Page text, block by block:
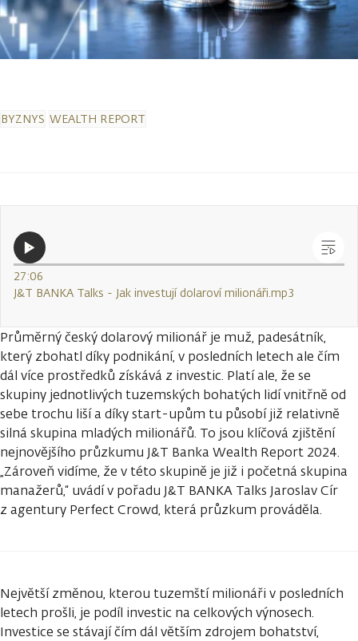
BYZNYS WEALTH REPORT
27:06
J&T BANKA Talks - Jak investují dolaroví milionáři.mp3
Průměrný český dolarový milionář je muž, padesátník,
který zbohatl díky podnikání, v posledních letech ale čím
dál více prostředků získává z investic. Platí ale, že se
skupiny jednotlivých tuzemských bohatých lidí vnitřně od
sebe trochu liší a díky start-upům tu působí již relativně
silná skupina mladých milionářů. To jsou klíčová zjištění
nejnovějšího průzkumu J&T Banka Wealth Report 2024.
„Zároveň vidíme, že v této skupině je již i početná skupina
manažerů,“ uvádí v pořadu J&T BANKA Talks Jaroslav Cír
z agentury Perfect Crowd, která průzkum prováděla.
Největší změnou, kterou tuzemští milionáři v posledních
letech prošli, je podíl investic na celkových výnosech.
Investice se stávají čím dál větším zdrojem bohatství,